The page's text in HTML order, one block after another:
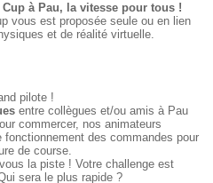
à Pau, la vitesse pour tous !
vous est proposée seule ou en lien
et de réalité virtuelle.
pilote !
entre collègues et/ou amis à Pau
commercer, nos animateurs
des commandes pour
de course.
la piste ! Votre challenge est
sera le plus rapide ?